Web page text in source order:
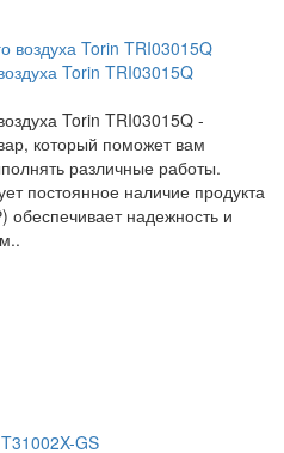
Torin TRI03015Q
Torin TRI03015Q -
который поможет вам
различные работы.
постоянное наличие продукта
надежность и